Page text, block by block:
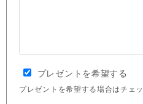
プレゼントを希望する
プレゼントを希望する場合はチェ